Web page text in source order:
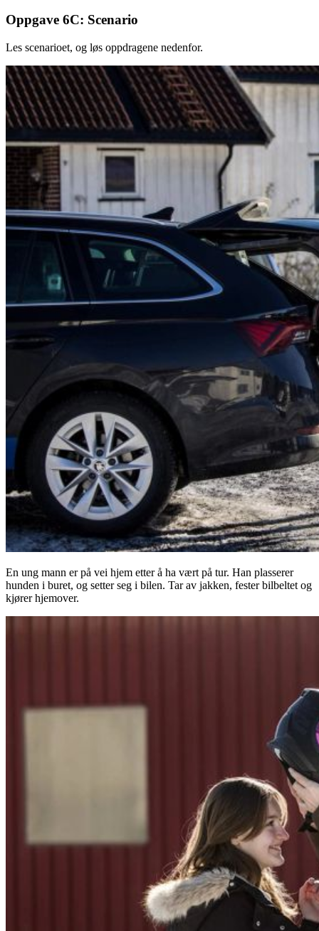
Oppgave 6C: Scenario
Les scenarioet, og løs oppdragene nedenfor.
En ung mann er på vei hjem etter å ha vært på tur. Han plasserer
hunden i buret, og setter seg i bilen. Tar av jakken, fester bilbeltet og
kjører hjemover.